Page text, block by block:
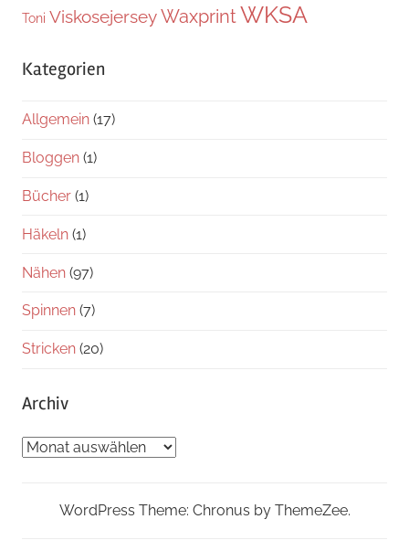
Toni ViskosejerseyWaxprintWKSA
Kategorien
Allgemein (17)
Bloggen (1)
Bücher (1)
Häkeln (1)
Nähen (97)
Spinnen (7)
Stricken (20)
Archiv
Archiv
WordPress Theme: Chronus by ThemeZee.